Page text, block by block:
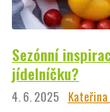
Sezónní
jídelníčku?
4. 6. 2025 Kateřina